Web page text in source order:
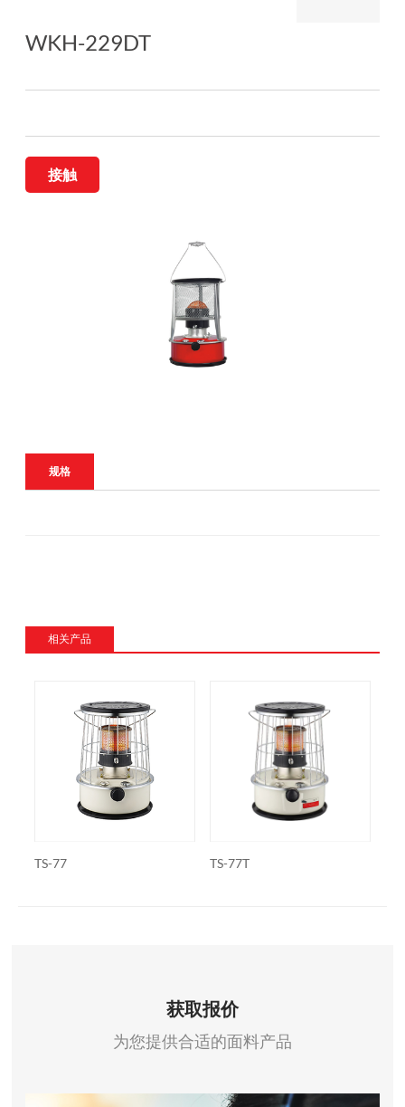
WKH-229DT
接触
规格
相关产品
TS-77 TS-77T
获取报价
为您提供合适的面料产品